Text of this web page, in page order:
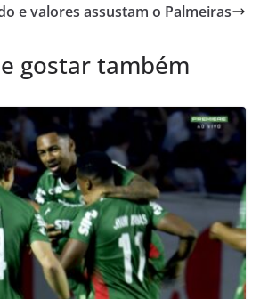
e valores assustam o Palmeiras
gostar também